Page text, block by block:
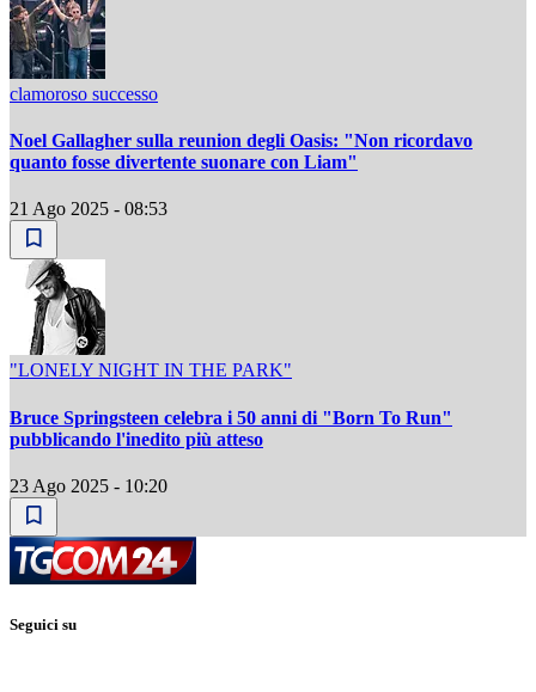
clamoroso successo
Noel Gallagher sulla reunion degli Oasis: "Non ricordavo
quanto fosse divertente suonare con Liam"
21 Ago 2025 - 08:53
"LONELY NIGHT IN THE PARK"
Bruce Springsteen celebra i 50 anni di "Born To Run"
pubblicando l'inedito più atteso
23 Ago 2025 - 10:20
Seguici su